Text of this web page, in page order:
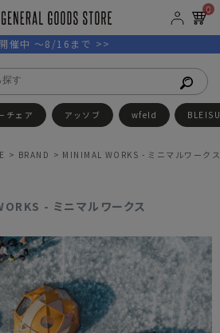
0
催中 ～8/16まで >>
チェア アッソブ wfeld
BRAND MINIMAL WORKS - ミニマルワーク
- ミニマルワークス